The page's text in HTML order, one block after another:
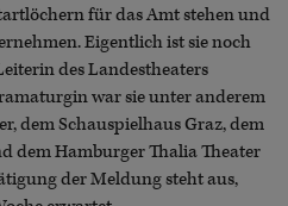
für das Amt stehen und
Eigentlich ist sie noch
des Landestheaters
war sie unter anderem
dem Schauspielhaus Graz, dem
dem Hamburger Thalia Theater
der Meldung steht aus,